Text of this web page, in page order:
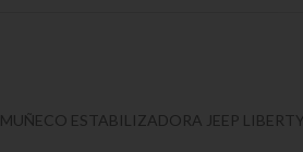
MUÑECO ESTABILIZADORA JEEP